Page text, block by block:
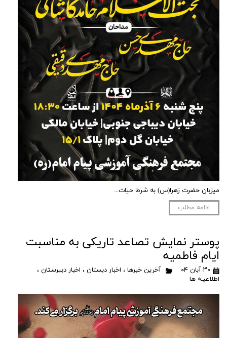
میزبان حضرت زهرا(س) به شرط حیات...
ادامه مطلب
پوستر نمایش تصاعد تاریکی به مناسبت
ایام فاطمیه
۳۰ آبان ۰۴ آخرین خبرها ، اخبار دبستان ، اخبار دبیرستان ،
اطلاعیـه ها